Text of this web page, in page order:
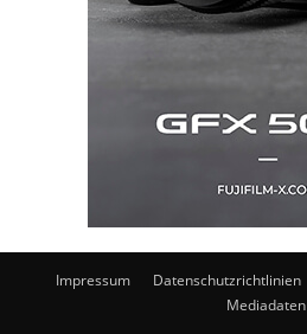
Impressum Datenschutzrichtlinien
Mediadaten